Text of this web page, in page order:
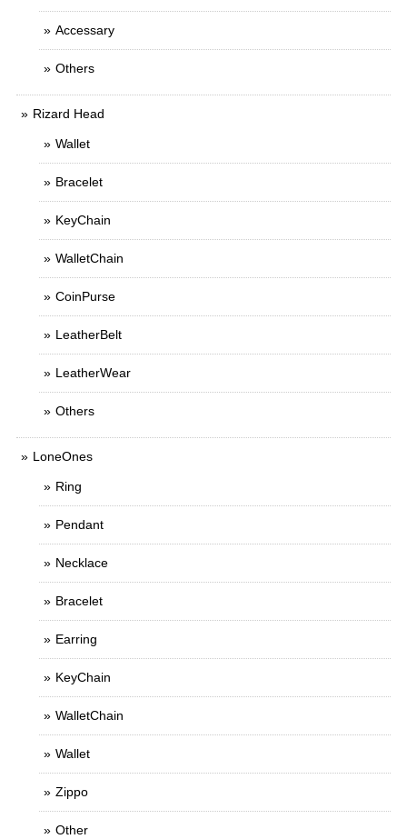
Accessary
Others
Rizard Head
Wallet
Bracelet
KeyChain
WalletChain
CoinPurse
LeatherBelt
LeatherWear
Others
LoneOnes
Ring
Pendant
Necklace
Bracelet
Earring
KeyChain
WalletChain
Wallet
Zippo
Other